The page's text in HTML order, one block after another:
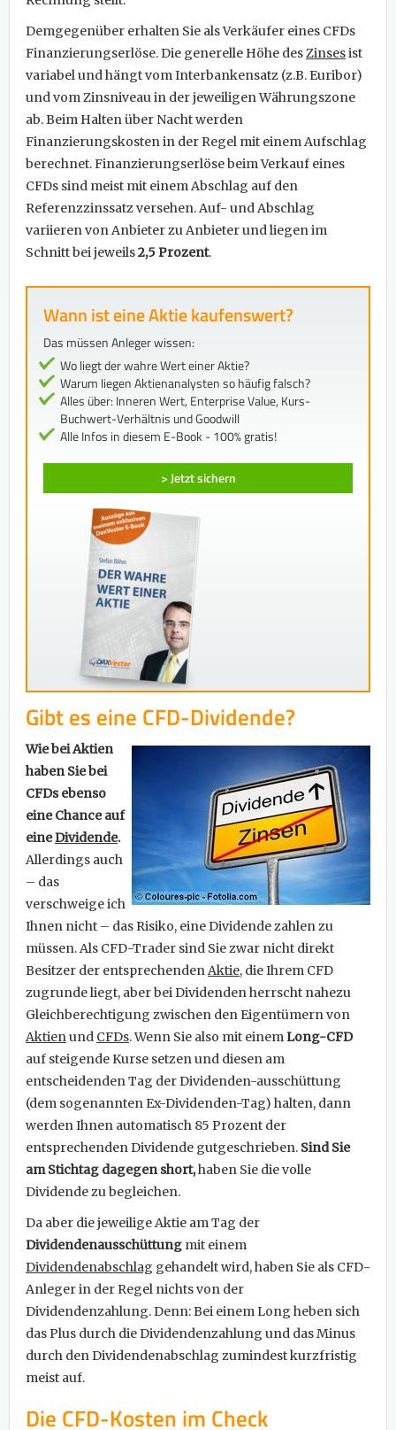
Demgegenüber erhalten Sie als Verkäufer eines CFDs
Finanzierungserlöse. Die generelle Höhe desZinsesist
variabel und hängt vom Interbankensatz (z.B. Euribor)
und vom Zinsniveau in der jeweiligen Währungszone
ab. Beim Halten über Nacht werden
Finanzierungskosten in der Regel mit einem Aufschlag
berechnet. Finanzierungserlöse beim Verkauf eines
CFDs sind meist mit einem Abschlag auf den
Referenzzinssatz versehen. Auf- und Abschlag
variieren von Anbieter zu Anbieter und liegen im
Schnitt bei jeweils2,5 Prozent.
Wann ist eine Aktie kaufenswert?
Das müssen Anleger wissen:
Wo liegt der wahre Wert einer Aktie?
Warum liegen Aktienanalysten so häufig falsch?
Alles über: Inneren Wert, Enterprise Value, Kurs-
Buchwert-Verhältnis und Goodwill
Alle Infos in diesem E-Book - 100% gratis!
> Jetzt sichern
Gibt es eine CFD-Dividende?
Wie bei Aktien
haben Sie bei
CFDs ebenso
eine Chance auf
eineDividende.
Allerdings auch
– das
verschweige ich
Ihnen nicht – das Risiko, eine Dividende zahlen zu
müssen. Als CFD-Trader sind Sie zwar nicht direkt
Besitzer der entsprechendenAktie, die Ihrem CFD
zugrunde liegt, aber bei Dividenden herrscht nahezu
Gleichberechtigung zwischen den Eigentümern von
Aktienund CFDs. Wenn Sie also mit einemLong-CFD
auf steigende Kurse setzen und diesen am
entscheidenden Tag der Dividenden-ausschüttung
(dem sogenannten Ex-Dividenden-Tag) halten, dann
werden Ihnen automatisch 85 Prozent der
entsprechenden Dividende gutgeschrieben. Sind Sie
am Stichtag dagegen short,haben Sie die volle
Dividende zu begleichen.
Da aber die jeweilige Aktie am Tag der
Dividendenausschüttung mit einem
Dividendenabschlag gehandelt wird, haben Sie als CFD-
Anleger in der Regel nichts von der
Dividendenzahlung. Denn: Bei einem Long heben sich
das Plus durch die Dividendenzahlung und das Minus
durch den Dividendenabschlag zumindest kurzfristig
meist auf.
Die CFD-Kosten im Check